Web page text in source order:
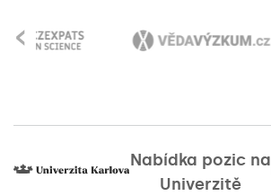
‹
Nabídka pozic na
Univerzitě